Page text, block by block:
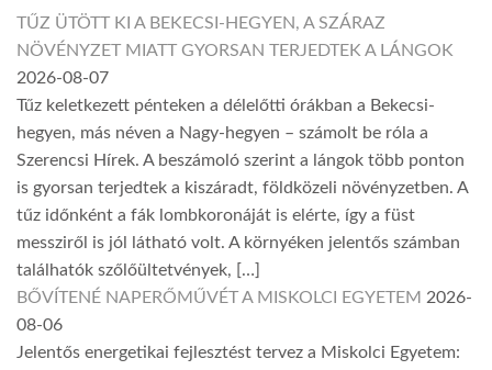
TŰZ ÜTÖTT KI A BEKECSI-HEGYEN, A SZÁRAZ
NÖVÉNYZET MIATT GYORSAN TERJEDTEK A LÁNGOK
2026-08-07
Tűz keletkezett pénteken a délelőtti órákban a Bekecsi-
hegyen, más néven a Nagy-hegyen – számolt be róla a
Szerencsi Hírek. A beszámoló szerint a lángok több ponton
is gyorsan terjedtek a kiszáradt, földközeli növényzetben. A
tűz időnként a fák lombkoronáját is elérte, így a füst
messziről is jól látható volt. A környéken jelentős számban
találhatók szőlőültetvények, […]
BŐVÍTENÉ NAPERŐMŰVÉT A MISKOLCI EGYETEM 2026-
08-06
Jelentős energetikai fejlesztést tervez a Miskolci Egyetem: